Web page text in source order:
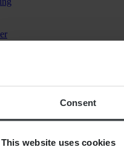
Consent
This website uses cookies
Lagers